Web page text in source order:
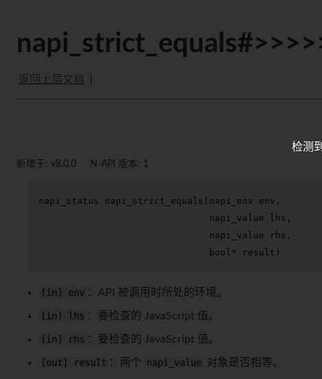
返回上层文档
新增于: v8.0.0 N-API 版本: 1
napi_status napi_strict_equals (napi_env env,
                               napi_value lhs,
                               napi_value rhs,
bool* result)
[in] env ：API 被调用时所处的环境。
[in] lhs ：要检查的 JavaScript 值。
[in] rhs ：要检查的 JavaScript 值。
[out] result ：两个 napi_value 对象是否相等。
检测